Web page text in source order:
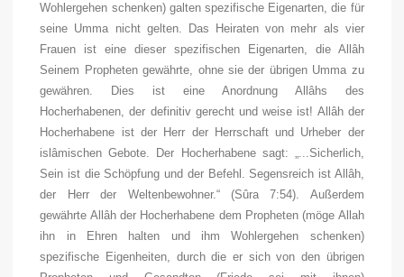
Wohlergehen schenken) galten spezifische Eigenarten, die für
seine Umma nicht gelten. Das Heiraten von mehr als vier
Frauen ist eine dieser spezifischen Eigenarten, die Allâh
Seinem Propheten gewährte, ohne sie der übrigen Umma zu
gewähren. Dies ist eine Anordnung Allâhs des
Hocherhabenen, der definitiv gerecht und weise ist! Allâh der
Hocherhabene ist der Herr der Herrschaft und Urheber der
islâmischen Gebote. Der Hocherhabene sagt: „...Sicherlich,
Sein ist die Schöpfung und der Befehl. Segensreich ist Allâh,
der Herr der Weltenbewohner.“ (Sûra 7:54). Außerdem
gewährte Allâh der Hocherhabene dem Propheten (möge Allah
ihn in Ehren halten und ihm Wohlergehen schenken)
spezifische Eigenheiten, durch die er sich von den übrigen